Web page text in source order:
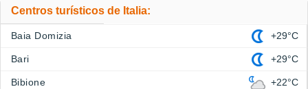
Centros turísticos de Italia:
Baia Domizia +29°C
Bari +29°C
Bibione +22°C